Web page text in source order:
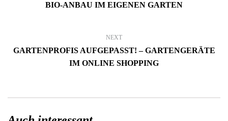
BIO-ANBAU IM EIGENEN GARTEN
NEXT
GARTENPROFIS AUFGEPASST! – GARTENGERÄTE
IM ONLINE SHOPPING